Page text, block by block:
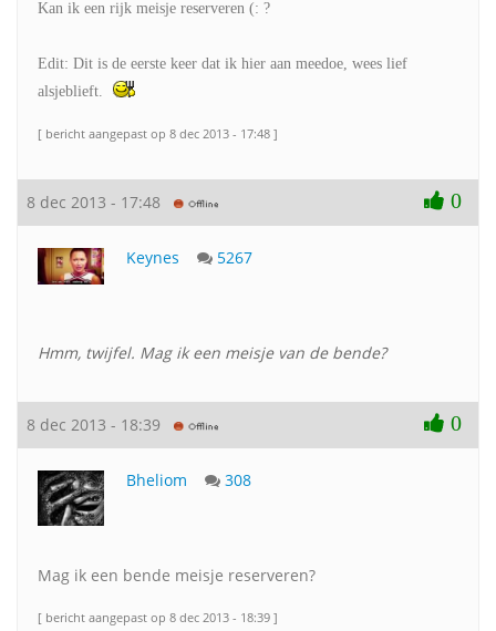
Kan ik een rijk meisje reserveren (: ?
Edit: Dit is de eerste keer dat ik hier aan meedoe, wees lief
alsjeblieft.
[ bericht aangepast op 8 dec 2013 - 17:48 ]
8 dec 2013 - 17:48 0
Keynes 5267
Hmm, twijfel. Mag ik een meisje van de bende?
8 dec 2013 - 18:39 0
Bheliom 308
Mag ik een bende meisje reserveren?
[ bericht aangepast op 8 dec 2013 - 18:39 ]